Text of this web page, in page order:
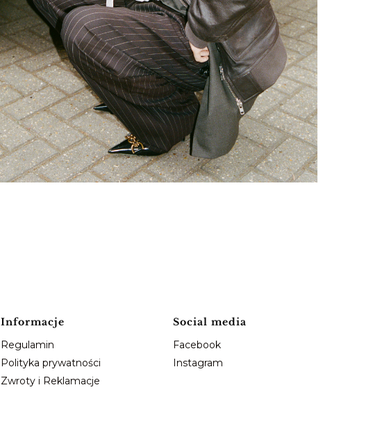
Informacje
Regulamin
Polityka prywatności
Zwroty i Reklamacje
Social media
Facebook
Instagram